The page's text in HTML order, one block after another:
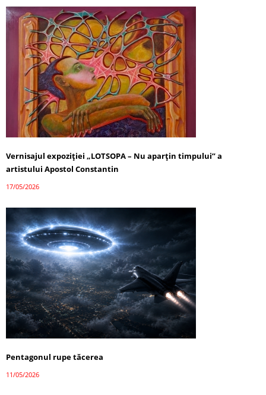
Vernisajul expoziției „LOTSOPA – Nu aparțin timpului” a
artistului Apostol Constantin
17/05/2026
Pentagonul rupe tăcerea
11/05/2026